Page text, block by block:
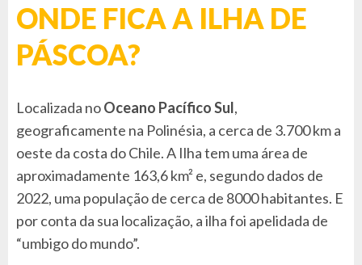
ONDE FICA A ILHA DE
PÁSCOA?
Localizada noOceano Pacífico Sul,
geograficamente na Polinésia, a cerca de 3.700 km a
oeste da costa do Chile. A Ilha tem uma área de
aproximadamente 163,6 km² e, segundo dados de
2022, uma população de cerca de 8000 habitantes. E
por conta da sua localização, a ilha foi apelidada de
“umbigo do mundo”.